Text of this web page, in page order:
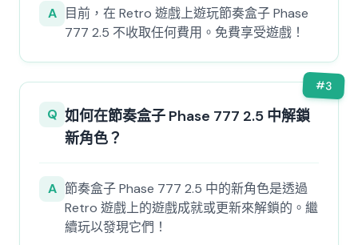
A
目前，在 Retro 遊戲上遊玩節奏盒子 Phase
777 2.5 不收取任何費用。免費享受遊戲！
#3
Q 如何在節奏盒子 Phase 777 2.5 中解鎖
新角色？
A 節奏盒子 Phase 777 2.5 中的新角色是透過
Retro 遊戲上的遊戲成就或更新來解鎖的。繼
續玩以發現它們！